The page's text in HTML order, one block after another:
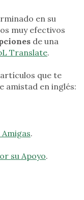
en su
muy efectivos
de una
Translate.
que te
amistad en inglés:
.
su Apoyo.